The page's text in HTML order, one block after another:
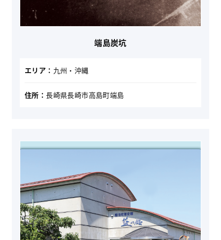
端島炭坑
エリア： 九州・沖縄
住所：長崎県長崎市高島町端島